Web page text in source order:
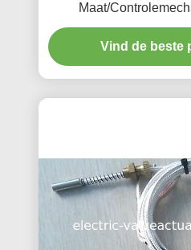
Maat/
Magnetische het
UXJC
Vind de beste